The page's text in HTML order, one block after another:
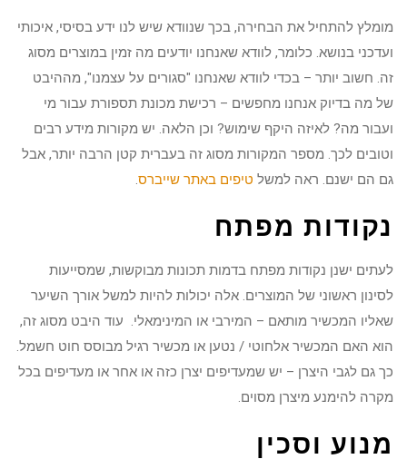
מומלץ להתחיל את הבחירה, בכך שנוודא שיש לנו ידע בסיסי, איכותי
ועדכני בנושא. כלומר, לוודא שאנחנו יודעים מה זמין במוצרים מסוג
זה. חשוב יותר – בכדי לוודא שאנחנו "סגורים על עצמנו", מההיבט
של מה בדיוק אנחנו מחפשים – רכישת מכונת תספורת עבור מי
ועבור מה? לאיזה היקף שימוש? וכן הלאה. יש מקורות מידע רבים
וטובים לכך. מספר המקורות מסוג זה בעברית קטן הרבה יותר, אבל
גם הם ישנם. ראה למשלטיפים באתר שייברס.
נקודות מפתח
לעתים ישנן נקודות מפתח בדמות תכונות מבוקשות, שמסייעות
לסינון ראשוני של המוצרים. אלה יכולות להיות למשל אורך השיער
שאליו המכשיר מותאם – המירבי או המינימאלי. עוד היבט מסוג זה,
הוא האם המכשיר אלחוטי / נטען או מכשיר רגיל מבוסס חוט חשמל.
כך גם לגבי היצרן – יש שמעדיפים יצרן כזה או אחר או מעדיפים בכל
מקרה להימנע מיצרן מסוים.
מנוע וסכין